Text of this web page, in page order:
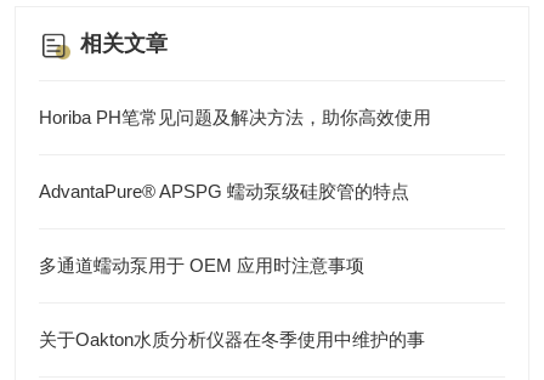
相关文章
Horiba PH笔常见问题及解决方法，助你高效使用
AdvantaPure® APSPG 蠕动泵级硅胶管的特点
多通道蠕动泵用于 OEM 应用时注意事项
关于Oakton水质分析仪器在冬季使用中维护的事